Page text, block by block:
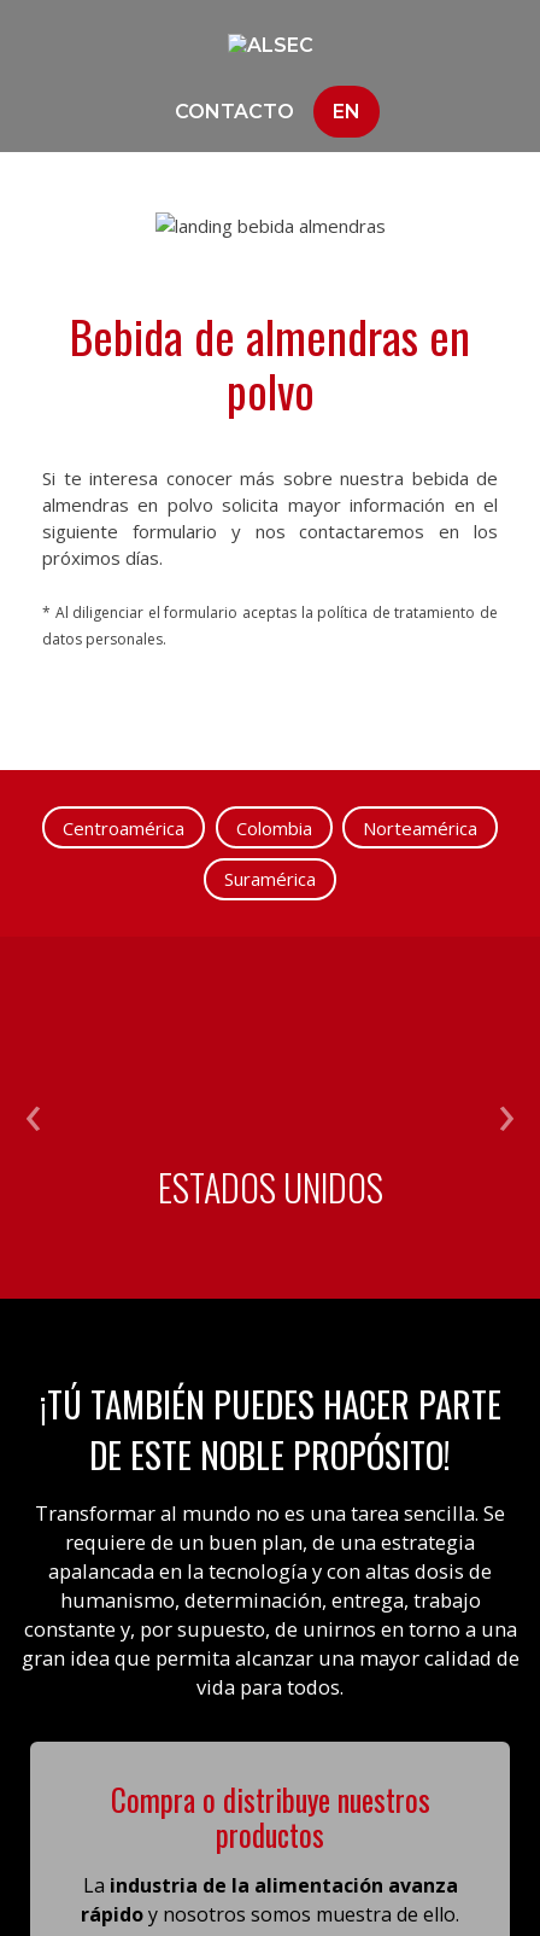
CONTACTO EN
Bebida de almendras en
polvo
Si te interesa conocer más sobre nuestra bebida de
almendras en polvo solicita mayor información en el
siguiente formulario y nos contactaremos en los
próximos días.
* Al diligenciar el formulario aceptas la política de tratamiento de
datos personales.
Centroamérica Colombia Norteamérica
Suramérica
ESTADOS UNIDOS
¡TÚ TAMBIÉN PUEDES HACER PARTE
DE ESTE NOBLE PROPÓSITO!
Transformar al mundo no es una tarea sencilla. Se
requiere de un buen plan, de una estrategia
apalancada en la tecnología y con altas dosis de
humanismo, determinación, entrega, trabajo
constante y, por supuesto, de unirnos en torno a una
gran idea que permita alcanzar una mayor calidad de
vida para todos.
Compra o distribuye nuestros
productos
La industria de la alimentación avanza
rápidoy nosotros somos muestra de ello.